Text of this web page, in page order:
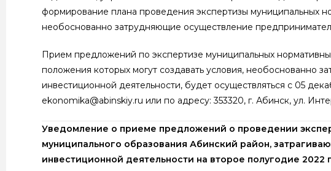
формирование плана проведения экспертизы муниципальных
необоснованно затрудняющие осуществление
Прием предложений по экспертизе муниципальных
положения которых могут создавать условия, необоснованно
инвестиционной деятельности, будет осуществляться с 05
ekonomika@abinskiy.ru или по адресу: 353320, г. Абинск, ул.
Уведомление о приеме предложений о проведении
муниципального образования Абинский район,
инвестиционной деятельности на второе полугодие 2022